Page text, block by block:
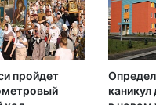
пройдет